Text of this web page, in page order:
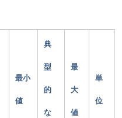
最小
値
典
型
的
な
最
大
値
単
位